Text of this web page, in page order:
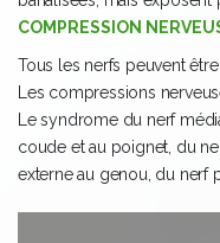
COMPRESSION
Tous les nerfs peuvent
Les compressions
Le syndrome du nerf
coude et au poignet, du
externe au genou, du nerf